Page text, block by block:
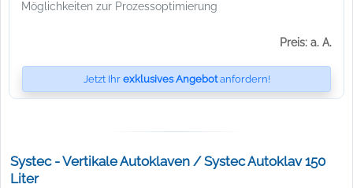
Möglichkeiten zur Prozessoptimierung
Preis: a. A.
Jetzt Ihr exklusives Angebotanfordern!
Systec - Vertikale Autoklaven / Systec Autoklav 150
Liter